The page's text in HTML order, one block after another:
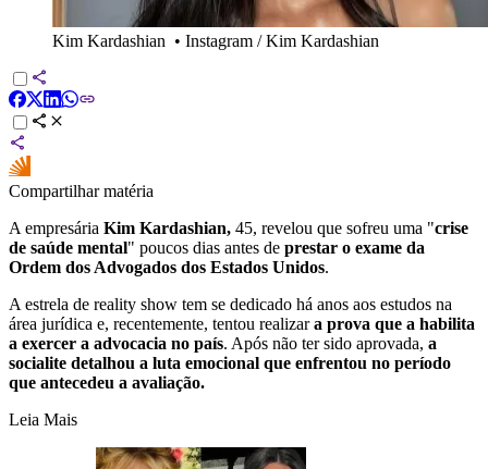
Kim Kardashian • Instagram / Kim Kardashian
Compartilhar matéria
A empresária Kim Kardashian, 45, revelou que sofreu uma "crise
de saúde mental" poucos dias antes de prestar o exame da
Ordem dos Advogados dos Estados Unidos.
A estrela de reality show tem se dedicado há anos aos estudos na
área jurídica e, recentemente, tentou realizara prova que a habilita
a exercer a advocacia no país. Após não ter sido aprovada, a
socialite detalhou a luta emocional que enfrentou no período
que antecedeu a avaliação.
Leia Mais